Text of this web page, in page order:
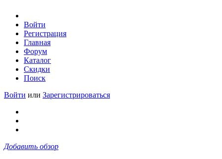
Войти
Регистрация
Главная
Форум
Каталог
Скидки
Поиск
Войти или Зарегистрироваться
Добавить обзор